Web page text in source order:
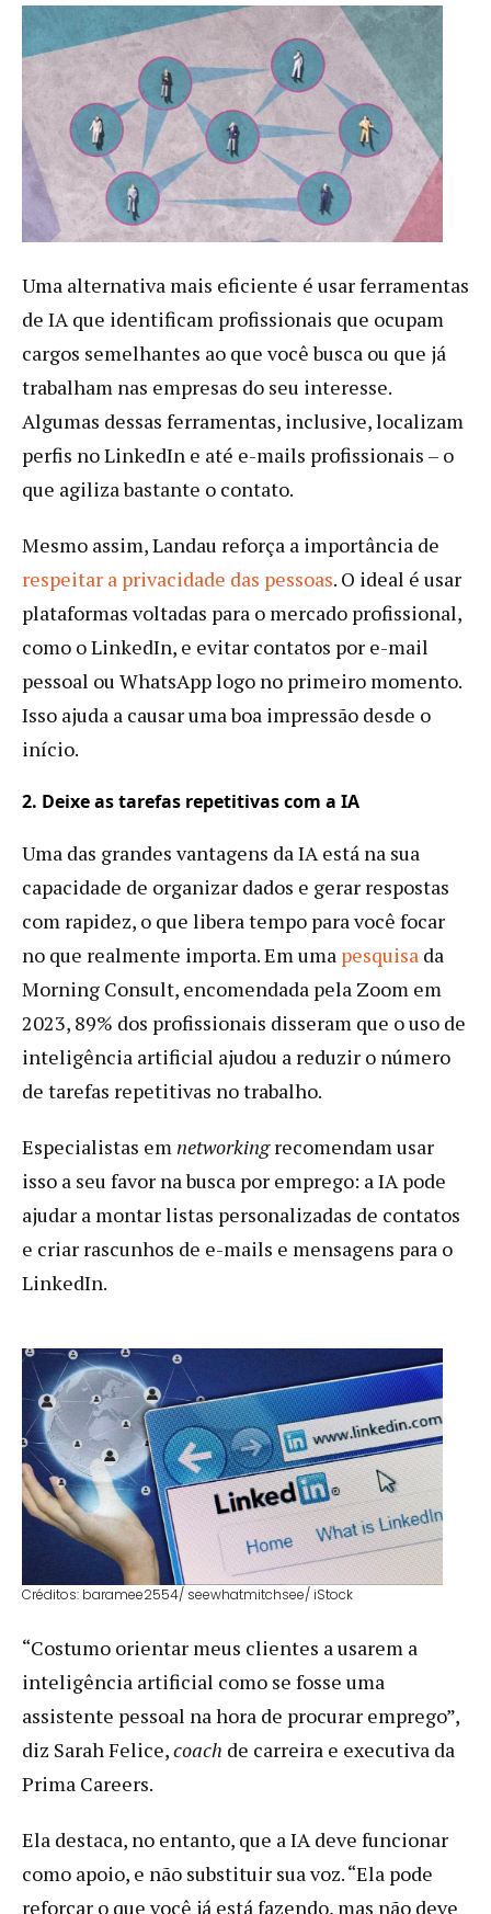
Uma alternativa mais eficiente é usar ferramentas
de IA que identificam profissionais que ocupam
cargos semelhantes ao que você busca ou que já
trabalham nas empresas do seu interesse.
Algumas dessas ferramentas, inclusive, localizam
perfis no LinkedIn e até e-mails profissionais – o
que agiliza bastante o contato.
Mesmo assim, Landau reforça a importância de
respeitar a privacidade das pessoas. O ideal é usar
plataformas voltadas para o mercado profissional,
como o LinkedIn, e evitar contatos por e-mail
pessoal ou WhatsApp logo no primeiro momento.
Isso ajuda a causar uma boa impressão desde o
início.
2. Deixe as tarefas repetitivas com a IA
Uma das grandes vantagens da IA está na sua
capacidade de organizar dados e gerar respostas
com rapidez, o que libera tempo para você focar
no que realmente importa. Em uma pesquisa da
Morning Consult, encomendada pela Zoom em
2023, 89% dos profissionais disseram que o uso de
inteligência artificial ajudou a reduzir o número
de tarefas repetitivas no trabalho.
Especialistas emnetworkingrecomendam usar
isso a seu favor na busca por emprego: a IA pode
ajudar a montar listas personalizadas de contatos
e criar rascunhos de e-mails e mensagens para o
LinkedIn.
Créditos: baramee2554/ seewhatmitchsee/ iStock
“Costumo orientar meus clientes a usarem a
inteligência artificial como se fosse uma
assistente pessoal na hora de procurar emprego”,
diz Sarah Felice,coach de carreira e executiva da
Prima Careers.
Ela destaca, no entanto, que a IA deve funcionar
como apoio, e não substituir sua voz. “Ela pode
reforçar o que você já está fazendo, mas não deve